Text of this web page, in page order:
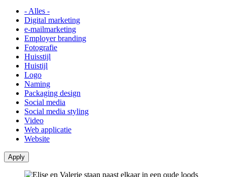
- Alles -
Digital marketing
e-mailmarketing
Employer branding
Fotografie
Huisstijl
Huistijl
Logo
Naming
Packaging design
Social media
Social media styling
Video
Web applicatie
Website
Apply